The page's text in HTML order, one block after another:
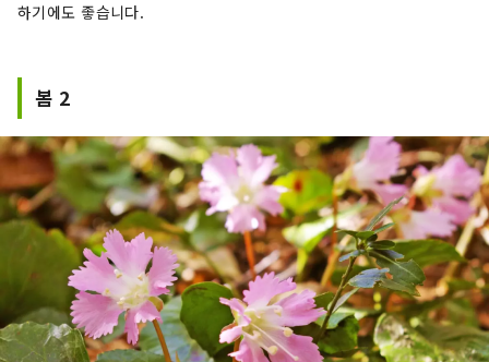
하기에도 좋습니다.
봄 2